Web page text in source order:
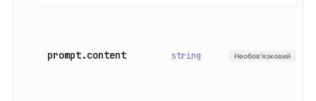
prompt.content string Необов'язковий